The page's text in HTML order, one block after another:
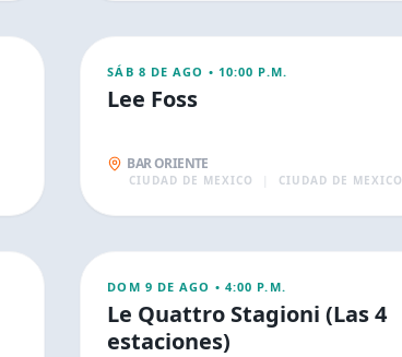
CONCIERTOS
SÁB 8 DE AGO • 10:00 P.M.
Lee Foss
BAR ORIENTE
CIUDAD DE MEXICO CIUDAD DE MEXICO
CONCIERTOS
DOM 9 DE AGO • 4:00 P.M.
Le Quattro Stagioni (Las 4
estaciones)